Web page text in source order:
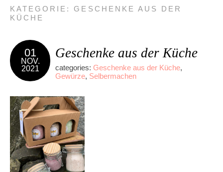
KATEGORIE: GESCHENKE AUS DER
KÜCHE
01
NOV.
2021
Geschenke aus der Küche
categories: Geschenke aus der Küche,
Gewürze, Selbermachen